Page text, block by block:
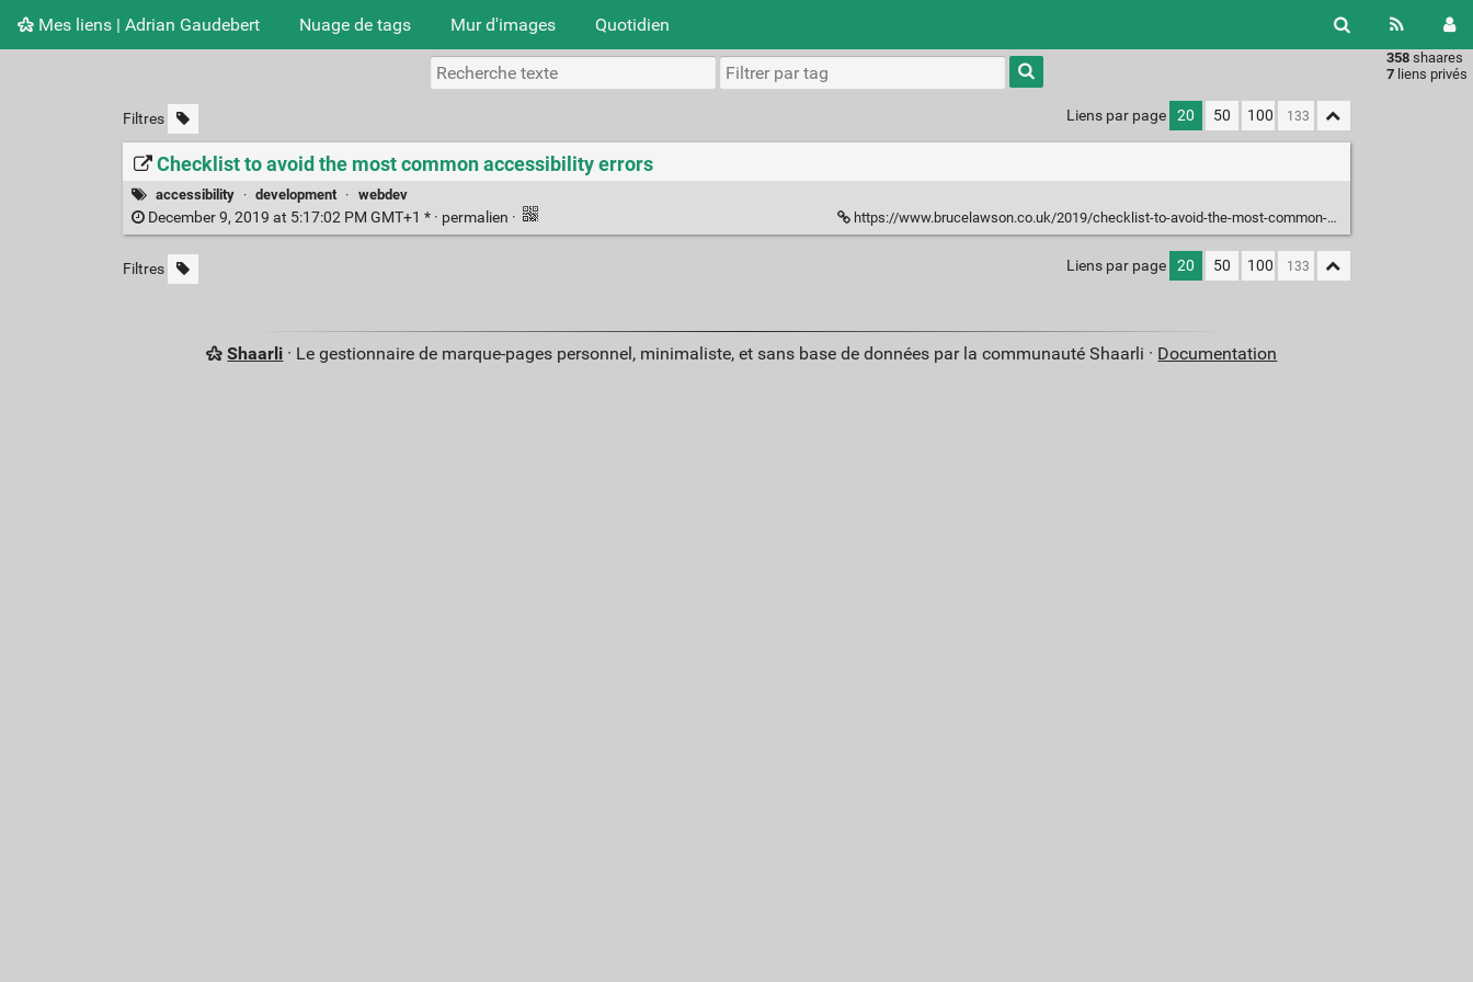
Mes liens | Adrian Gaudebert Nuage de tags Mur d'images Quotidien
358 shaares
7 liens privés
Type 1 or
more
characters
results.
Filtres Liens par page 20 50 100
Checklist to avoid the most common accessibility errors
accessibility · development · webdev
December 9, 2019 at 5:17:02 PM GMT+1 * · permalien · https://www.brucelawson.co.uk/2019/checklist-to-avoid-the-most-common-accessibility-errors/
Filtres Liens par page 20 50 100
Shaarli · Le gestionnaire de marque-pages personnel, minimaliste, et sans base de données par la communauté Shaarli · Documentation